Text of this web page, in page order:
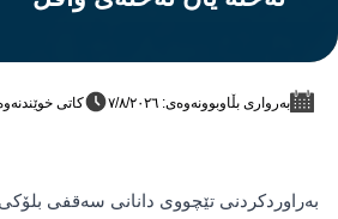
بەرواری بڵاوبوونەوەی: ٧/٨/٢٠٢٦ کاتی خوێندنەوە: 7
بەراوردکردنی تێچووی دانانی سەقفی